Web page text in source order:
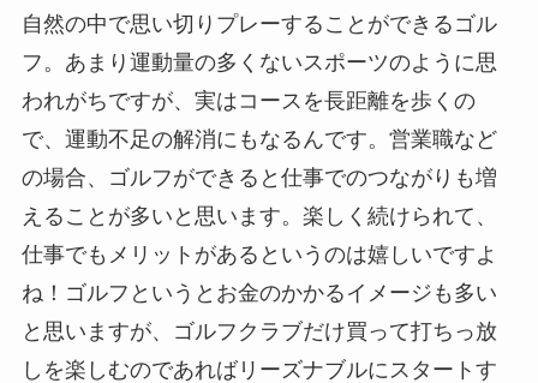
自然の中で思い切りプレーすることができるゴル
フ。あまり運動量の多くないスポーツのように思
われがちですが、実はコースを長距離を歩くの
で、運動不足の解消にもなるんです。営業職など
の場合、ゴルフができると仕事でのつながりも増
えることが多いと思います。楽しく続けられて、
仕事でもメリットがあるというのは嬉しいですよ
ね！ゴルフというとお金のかかるイメージも多い
と思いますが、ゴルフクラブだけ買って打ちっ放
しを楽しむのであればリーズナブルにスタートす